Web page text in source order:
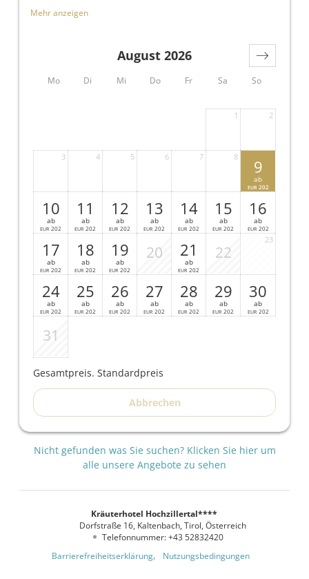
weiteren Ausstattung gehören Flat-TV, Safe und
Mehr anzeigen
Mo Di Mi Do Fr Sa So
August 2026
1 2
3 4 5 6 7 8
9
ab
EUR 202
10
ab
EUR 202
11
ab
EUR 202
12
ab
EUR 202
13
ab
EUR 202
14
ab
EUR 202
15
ab
EUR 202
16
ab
EUR 202
17
ab
EUR 202
18
ab
EUR 202
19
ab
EUR 202
20 21
ab
EUR 202
22
23
24
ab
EUR 202
25
ab
EUR 202
26
ab
EUR 202
27
ab
EUR 202
28
ab
EUR 202
29
ab
EUR 202
30
ab
EUR 202
31
Gesamtpreis. Standardpreis
Abbrechen
Nicht gefunden was Sie suchen? Klicken Sie hier um
alle unsere Angebote zu sehen
Kräuterhotel Hochzillertal****
Dorfstraße 16 Kaltenbach Tirol Österreich
Telefonnummer:+43 52832420
Barrierefreiheitserklärung
Nutzungsbedingungen